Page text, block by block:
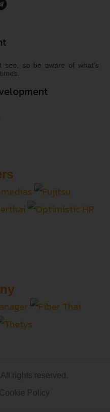
see, so be aware of what’s
rights reserved.
Cookie Policy